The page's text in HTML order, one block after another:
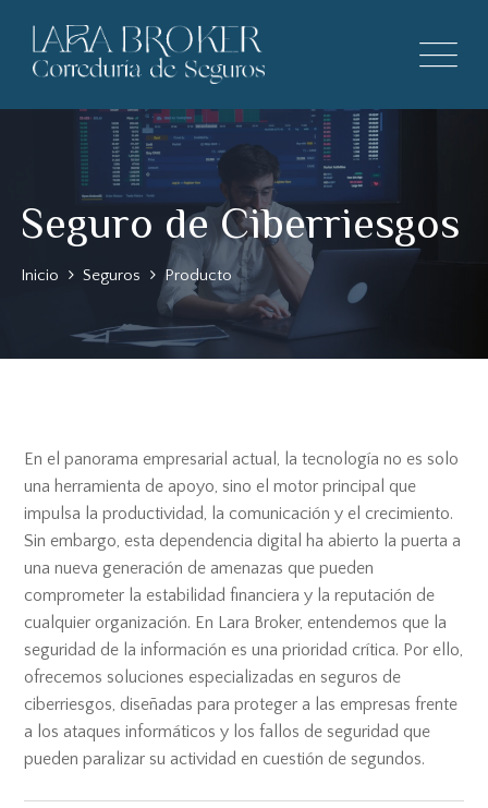
Seguro de Ciberriesgos
Inicio Seguros Producto
En el panorama empresarial actual, la tecnología no es solo
una herramienta de apoyo, sino el motor principal que
impulsa la productividad, la comunicación y el crecimiento.
Sin embargo, esta dependencia digital ha abierto la puerta a
una nueva generación de amenazas que pueden
comprometer la estabilidad financiera y la reputación de
cualquier organización. En Lara Broker, entendemos que la
seguridad de la información es una prioridad crítica. Por ello,
ofrecemos soluciones especializadas en seguros de
ciberriesgos, diseñadas para proteger a las empresas frente
a los ataques informáticos y los fallos de seguridad que
pueden paralizar su actividad en cuestión de segundos.